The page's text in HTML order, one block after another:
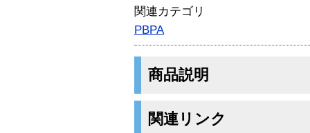
関連カテゴリ
PBPA
商品説明
関連リンク